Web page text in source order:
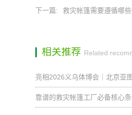
下一篇:
救灾帐篷需要遵循哪
相关推荐 Related
亮相2026义乌体博会｜北京亚
靠谱的救灾帐篷工厂必备核心